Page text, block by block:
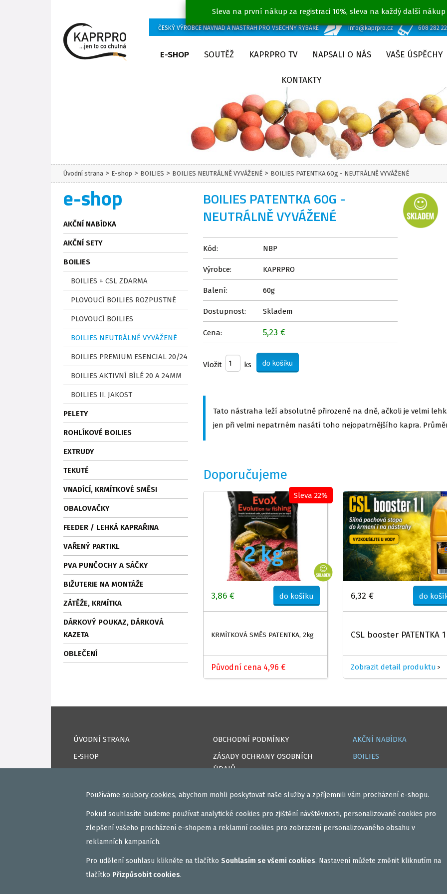
Sleva na první nákup za registraci 10%, sleva na každý další nákup
ČESKÝ VÝROBCE NÁVNAD A NÁSTRAH PRO VŠECHNY RYBÁŘE info@kaprpro.cz 608 282
E-SHOP SOUTĚŽ KAPRPRO TV NAPSALI O NÁS VAŠE ÚSPĚCHY
KONTAKTY
Úvodní strana > E-shop > BOILIES > BOILIES NEUTRÁLNĚ VYVÁŽENÉ > BOILIES PATENTKA 60g - NEUTRÁLNĚ VYVÁŽENÉ
e-shop
AKČNÍ NABÍDKA
AKČNÍ SETY
BOILIES
BOILIES + CSL ZDARMA
PLOVOUCÍ BOILIES ROZPUSTNÉ
PLOVOUCÍ BOILIES
BOILIES NEUTRÁLNĚ VYVÁŽENÉ
BOILIES PREMIUM ESENCIAL 20/24
BOILIES AKTIVNÍ BÍLÉ 20 A 24MM
BOILIES II. JAKOST
PELETY
ROHLÍKOVÉ BOILIES
EXTRUDY
TEKUTÉ
VNADÍCÍ, KRMÍTKOVÉ SMĚSI
OBALOVAČKY
FEEDER / LEHKÁ KAPRAŘINA
VAŘENÝ PARTIKL
PVA PUNČOCHY A SÁČKY
BIŽUTERIE NA MONTÁŽE
ZÁTĚŽE, KRMÍTKA
DÁRKOVÝ POUKAZ, DÁRKOVÁ
KAZETA
OBLEČENÍ
BOILIES PATENTKA 60G -
NEUTRÁLNĚ VYVÁŽENÉ
Kód: NBP
Výrobce: KAPRPRO
Balení: 60g
Dostupnost: Skladem
Cena: 5,23 €
Vložit ks
Tato nástraha leží absolutně přirozeně na dně, ačkoli je velmi
jen při velmi nepatrném nasátí toho nejopatrnějšího kapra.
Doporučujeme
3,86 € do košíku
KRMÍTKOVÁ SMĚS PATENTKA, 2kg
Původní cena 4,96 €
Sleva 22%
6,32 € do
CSL booster PATENTKA
Zobrazit detail produktu >
ÚVODNÍ STRANA
E-SHOP
NAPSALI O NÁS
VAŠE ÚSPĚCHY
OBCHODNÍ PODMÍNKY
ZÁSADY OCHRANY OSOBNÍCH
ÚDAJŮ
PŘIHLÁSIT
AKČNÍ NABÍDKA
BOILIES
TEKUTÉ
VAŘENÝ PARTIKL
DÁRKOVÝ POUKAZ,
Používáme soubory cookies, abychom mohli poskytovat naše služby a zpříjemnili vám procházení e-shopu.
Pokud souhlasíte budeme používat analytické cookies pro zjištění návštěvnosti, personalizované cookies pro
zlepšení vašeho procházení e-shopem a reklamní cookies pro zobrazení personalizovaného obsahu v
reklamních kampaních.
Pro udělení souhlasu klikněte na tlačítko Souhlasím se všemi cookies. Nastavení můžete změnit kliknutím na
tlačítko Přizpůsobit cookies.